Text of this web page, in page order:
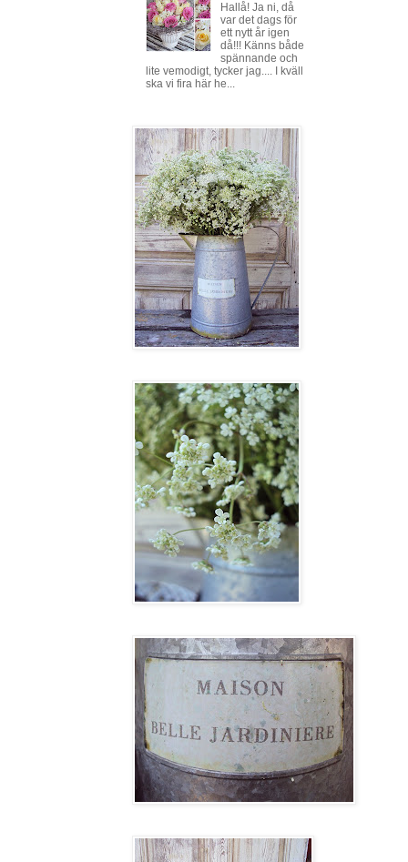
Hallå! Ja ni, då
var det dags för
ett nytt år igen
då!!! Känns både
spännande och
lite vemodigt, tycker jag.... I kväll
ska vi fira här he...